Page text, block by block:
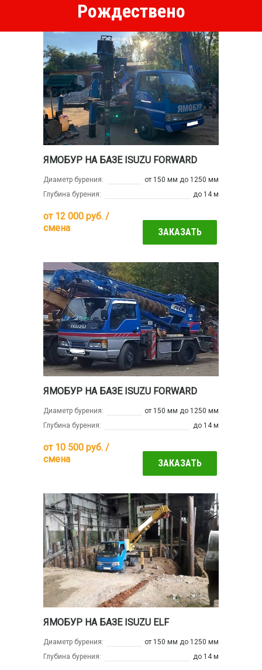
Рождествено
ЯМОБУР НА БАЗЕ ISUZU FORWARD
Диаметр бурения:
от 150 мм до 1250 мм
Глубина бурения:
до 14 м
от 12 000 руб. /
смена
ЗАКАЗАТЬ
ЯМОБУР НА БАЗЕ ISUZU FORWARD
Диаметр бурения:
от 150 мм до 1250 мм
Глубина бурения:
до 14 м
от 10 500 руб. /
смена
ЗАКАЗАТЬ
ЯМОБУР НА БАЗЕ ISUZU ELF
Диаметр бурения:
от 150 мм до 1250 мм
Глубина бурения:
до 14 м